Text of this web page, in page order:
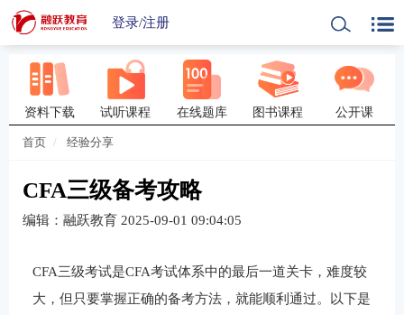
登录/注册
资料下载 试听课程 在线题库 图书课程 公开课
首页 经验分享
CFA三级备考攻略
编辑：融跃教育 2025-09-01 09:04:05
CFA三级考试是CFA考试体系中的最后一道关卡，难度较
大，但只要掌握正确的备考方法，就能顺利通过。以下是